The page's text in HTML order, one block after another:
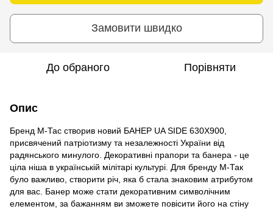
Замовити швидко
До обраного Порівняти
Опис
Бренд М-Тас створив новий БАНЕР UA SIDE 630X900,
присвячений патріотизму та незалежності України від
радянського минулого. Декоративні прапори та банера - це
ціла ніша в українській мілітарі культурі. Для бренду М-Так
було важливо, створити річ, яка б стала знаковим атрибутом
для вас. Банер може стати декоративним символічним
елементом, за бажанням ви зможете повісити його на стіну